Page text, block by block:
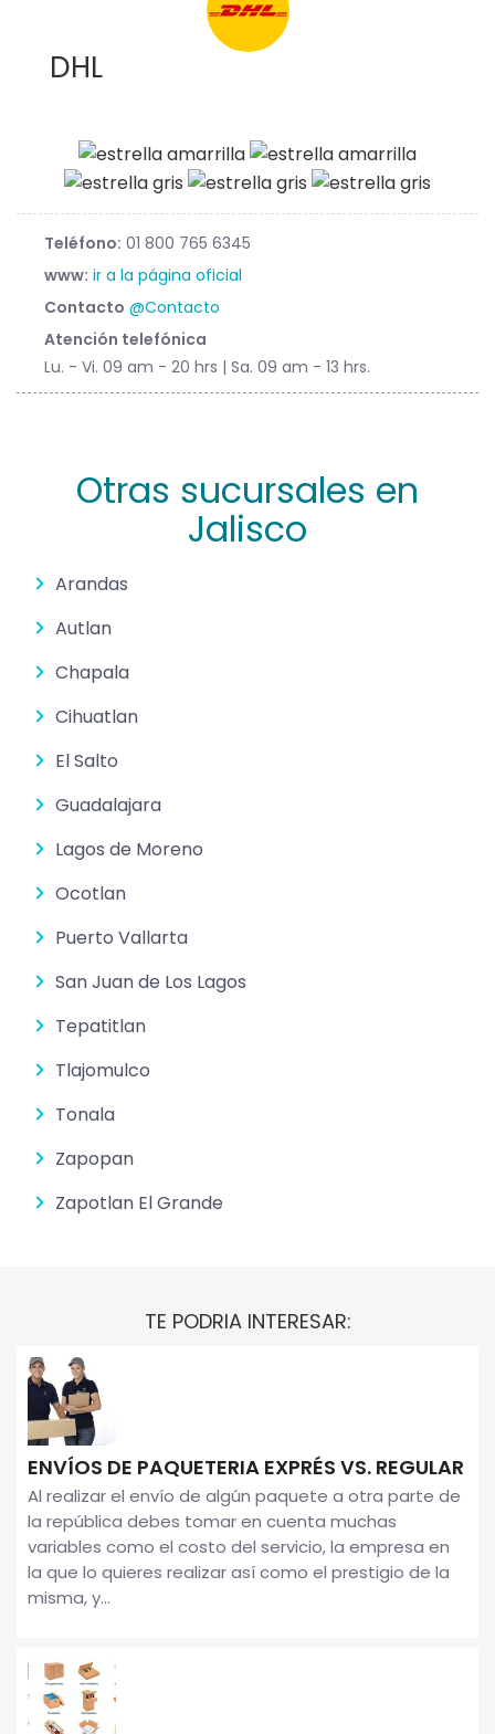
DHL
Teléfono: 01 800 765 6345
www: ir a la página oficial
Contacto @Contacto
Atención telefónica
Lu. - Vi. 09 am - 20 hrs | Sa. 09 am - 13 hrs.
Otras sucursales en
Jalisco
Arandas
Autlan
Chapala
Cihuatlan
El Salto
Guadalajara
Lagos de Moreno
Ocotlan
Puerto Vallarta
San Juan de Los Lagos
Tepatitlan
Tlajomulco
Tonala
Zapopan
Zapotlan El Grande
TE PODRIA INTERESAR:
ENVÍOS DE PAQUETERIA EXPRÉS VS. REGULAR
Al realizar el envío de algún paquete a otra parte de
la república debes tomar en cuenta muchas
variables como el costo del servicio, la empresa en
la que lo quieres realizar así como el prestigio de la
misma, y...